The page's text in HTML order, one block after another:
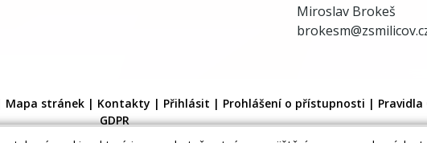
Miroslav Brokeš
Mapa stránek | Kontakty | Přihlásit | Prohlášení o přístupnosti | Pravidla
GDPR